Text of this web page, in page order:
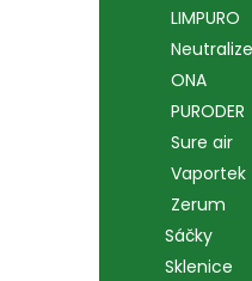
LIMPURO
ONA
PURODER
Sure air
Vaportek
Zerum
Sáčky
Sklenice